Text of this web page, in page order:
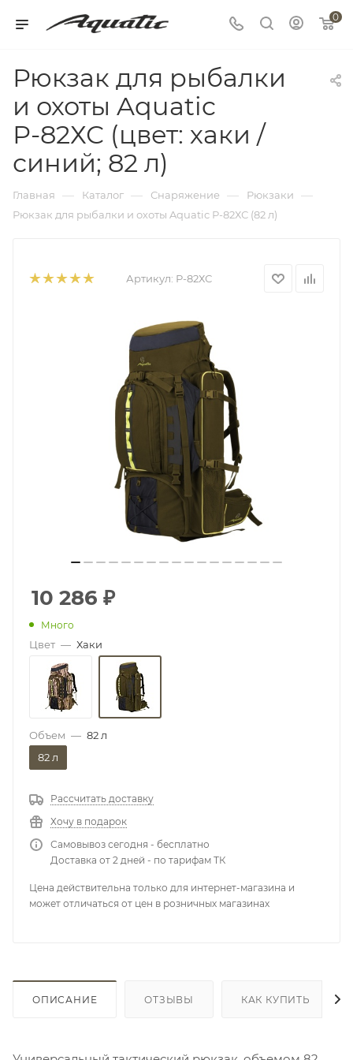
0
Рюкзак для рыбалки
и охоты Aquatic
Р-82ХС (цвет: хаки /
синий; 82 л)
Главная — Каталог — Снаряжение — Рюкзаки —
Рюкзак для рыбалки и охоты Aquatic Р-82ХС (82 л)
Артикул: Р-82ХС
10 286 ₽
Много
Цвет — Хаки
Объем — 82 л
82 л
Рассчитать доставку
Хочу в подарок
Самовывоз сегодня - бесплатно
Доставка от 2 дней - по тарифам ТК
Цена действительна только для интернет-магазина и
может отличаться от цен в розничных магазинах
ОПИСАНИЕ ОТЗЫВЫ КАК КУПИТЬ